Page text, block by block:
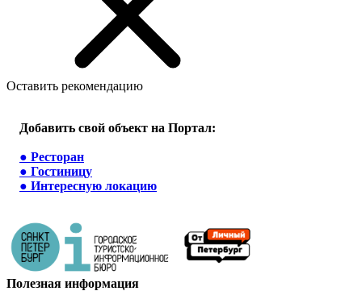
Оставить рекомендацию
Добавить свой объект на Портал:
● Ресторан
● Гостиницу
● Интересную локацию
Полезная информация